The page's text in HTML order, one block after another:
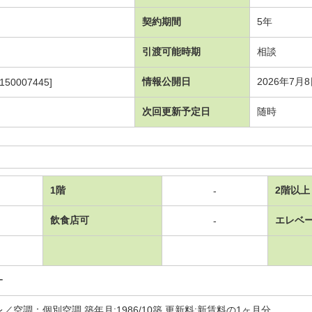
契約期間 5年
引渡可能時期 相談
情報公開日 2026年7月8
次回更新予定日 随時
1階 - 2階以上
飲食店可 - エレベ
／空調：個別空調 築年月:1986/10築 更新料:新賃料の1ヶ月分